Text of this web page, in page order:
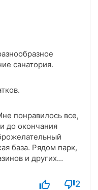
санатория.
понравилось все,
до окончания
база. Рядом парк,
и других
2